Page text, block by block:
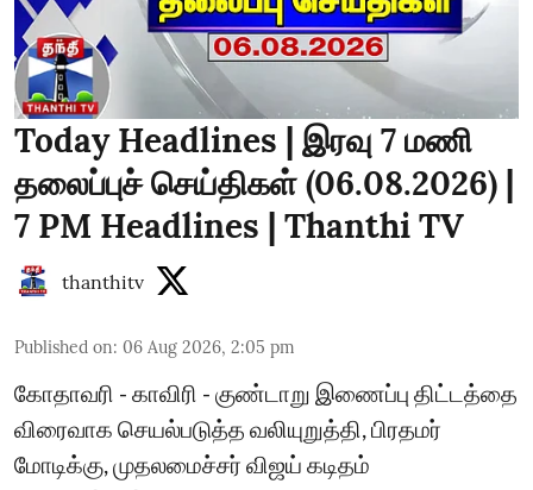
Today Headlines | இரவு 7 மணி
தலைப்புச் செய்திகள் (06.08.2026) |
7 PM Headlines | Thanthi TV
thanthitv
Published on: 06 Aug 2026, 2:05 pm
கோதாவரி - காவிரி - குண்டாறு இணைப்பு திட்டத்தை
விரைவாக செயல்படுத்த வலியுறுத்தி, பிரதமர்
மோடிக்கு, முதலமைச்சர் விஜய் கடிதம்